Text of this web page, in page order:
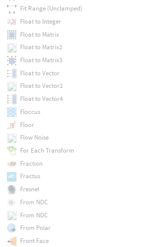
Fit Range (Unclamped)
Float to Integer
Float to Matrix
Float to Matrix2
Float to Matrix3
Float to Vector
Float to Vector2
Float to Vector4
Floccus
Floor
Flow Noise
For Each Transform
Fraction
Fractus
Fresnel
From NDC
From NDC
From Polar
Front Face